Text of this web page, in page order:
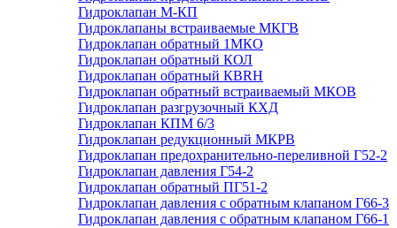
Гидроклапан М-КП
Гидроклапаны встраиваемые МКГВ
Гидроклапан обратный 1МКО
Гидроклапан обратный КОЛ
Гидроклапан обратный КВRН
Гидроклапан обратный встраиваемый МКОВ
Гидроклапан разгрузочный КХД
Гидроклапан КПМ 6/3
Гидроклапан редукционный МКРВ
Гидроклапан предохранительно-переливной Г52-2
Гидроклапан давления Г54-2
Гидроклапан обратный ПГ51-2
Гидроклапан давления с обратным клапаном Г66-3
Гидроклапан давления с обратным клапаном Г66-1